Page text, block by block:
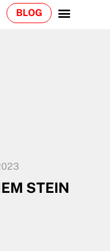
BLOG
STEIN